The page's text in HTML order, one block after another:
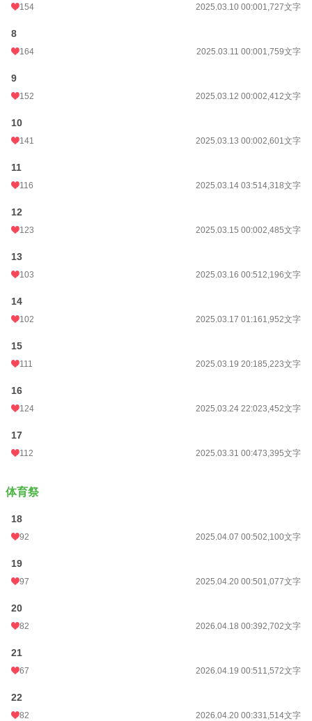
154 2025.03.10 00:001,727文字
8
164 2025.03.11 00:001,759文字
9
152 2025.03.12 00:002,412文字
10
141 2025.03.13 00:002,601文字
11
116 2025.03.14 03:514,318文字
12
123 2025.03.15 00:002,485文字
13
103 2025.03.16 00:512,196文字
14
102 2025.03.17 01:161,952文字
15
111 2025.03.19 20:185,223文字
16
124 2025.03.24 22:023,452文字
17
112 2025.03.31 00:473,395文字
体育祭
18
92 2025.04.07 00:502,100文字
19
97 2025.04.20 00:501,077文字
20
82 2026.04.18 00:392,702文字
21
67 2026.04.19 00:511,572文字
22
82 2026.04.20 00:331,514文字